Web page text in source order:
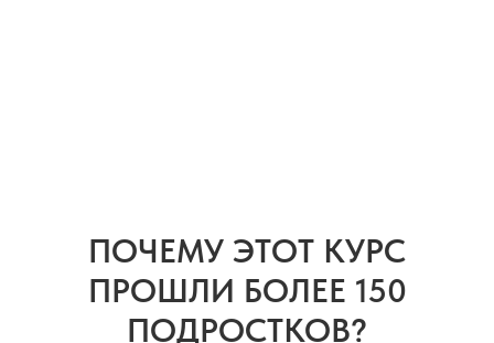
ПОЧЕМУ ЭТОТ КУРС
ПРОШЛИ БОЛЕЕ 150
ПОДРОСТКОВ?